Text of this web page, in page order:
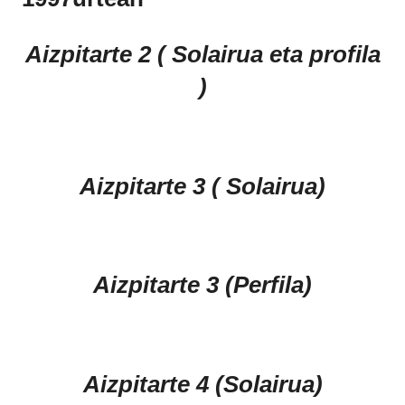
Aizpitarte 2( Solairua eta profila
)
Aizpitarte 3 ( Solairua)
Aizpitarte 3 (Perfila)
Aizpitarte 4 (Solairua)